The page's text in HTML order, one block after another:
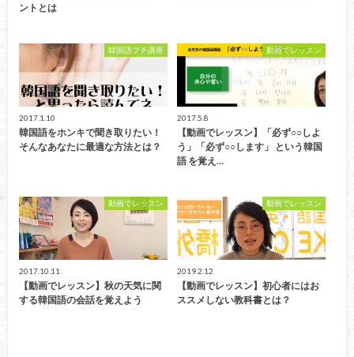
ントとは
韓国語プチ講座
2017.1.10
韓国語をホンキで聞き取りたい！
そんなあなたに最適な方法とは？
動画でレッスン
2017.5.8
【動画でレッスン】「必ず○○しよ
う」「必ず○○します」 という韓国
語 を覚え…
動画でレッスン
2017.10.11
【動画でレッスン】秋の天気に関
する韓国語の会話を覚えよう
動画でレッスン
2019.2.12
【動画でレッスン】初心者にはお
ススメしない教科書とは？